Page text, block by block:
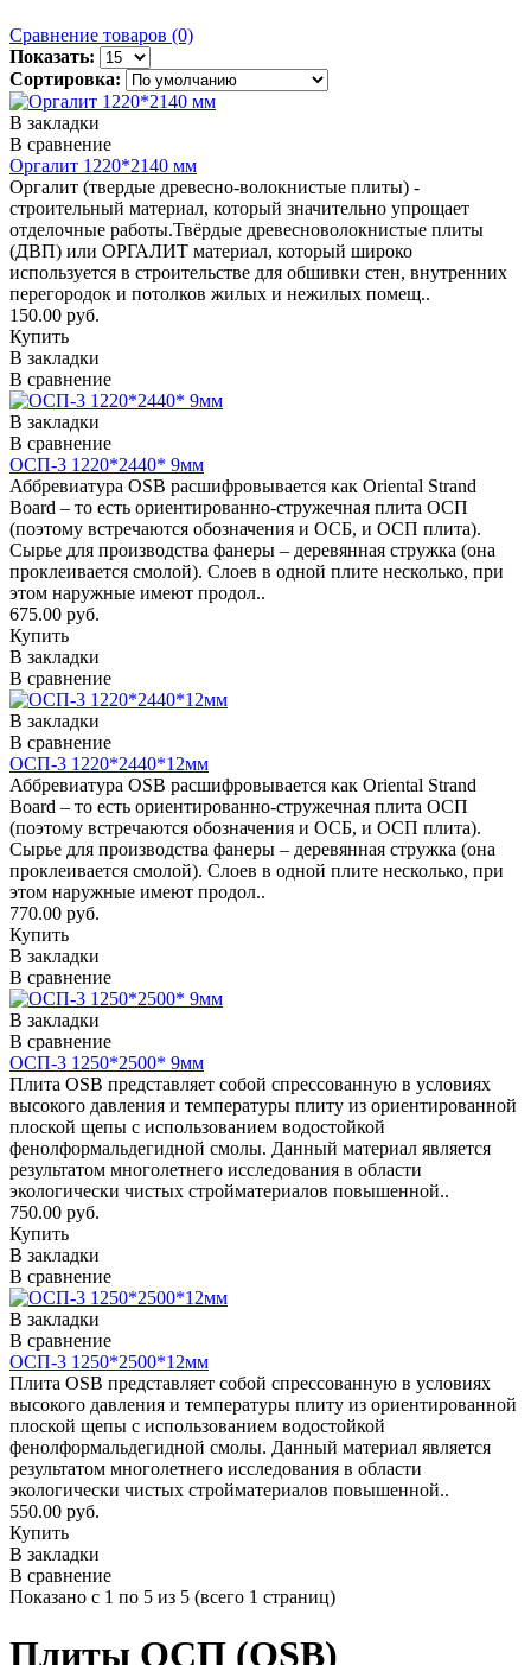
Сравнение товаров (0)
Показать:
Сортировка:
В закладки
В сравнение
Оргалит 1220*2140 мм
Оргалит (твердые древесно-волокнистые плиты) -
строительный материал, который значительно упрощает
отделочные работы.Твёрдые древесноволокнистые плиты
(ДВП) или ОРГАЛИТ материал, который широко
используется в строительстве для обшивки стен, внутренних
перегородок и потолков жилых и нежилых помещ..
150.00 руб.
Купить
В закладки
В сравнение
В закладки
В сравнение
ОСП-3 1220*2440* 9мм
Аббревиатура OSB расшифровывается как Oriental Strand
Board – то есть ориентированно-стружечная плита ОСП
(поэтому встречаются обозначения и ОСБ, и ОСП плита).
Сырье для производства фанеры – деревянная стружка (она
проклеивается смолой). Слоев в одной плите несколько, при
этом наружные имеют продол..
675.00 руб.
Купить
В закладки
В сравнение
В закладки
В сравнение
ОСП-3 1220*2440*12мм
Аббревиатура OSB расшифровывается как Oriental Strand
Board – то есть ориентированно-стружечная плита ОСП
(поэтому встречаются обозначения и ОСБ, и ОСП плита).
Сырье для производства фанеры – деревянная стружка (она
проклеивается смолой). Слоев в одной плите несколько, при
этом наружные имеют продол..
770.00 руб.
Купить
В закладки
В сравнение
В закладки
В сравнение
ОСП-3 1250*2500* 9мм
Плита OSB представляет собой спрессованную в условиях
высокого давления и температуры плиту из ориентированной
плоской щепы с использованием водостойкой
фенолформальдегидной смолы. Данный материал является
результатом многолетнего исследования в области
экологически чистых стройматериалов повышенной..
750.00 руб.
Купить
В закладки
В сравнение
В закладки
В сравнение
ОСП-3 1250*2500*12мм
Плита OSB представляет собой спрессованную в условиях
высокого давления и температуры плиту из ориентированной
плоской щепы с использованием водостойкой
фенолформальдегидной смолы. Данный материал является
результатом многолетнего исследования в области
экологически чистых стройматериалов повышенной..
550.00 руб.
Купить
В закладки
В сравнение
Показано с 1 по 5 из 5 (всего 1 страниц)
Плиты ОСП (OSB)